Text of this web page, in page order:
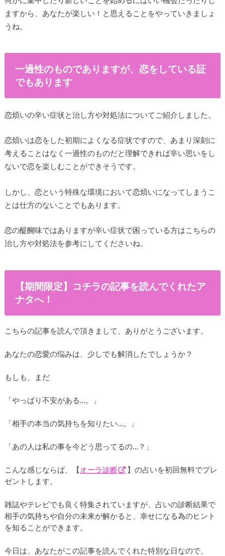
ますから、あなたが楽しい！と思えることをやっていきましょ
うね。
一過性のものでありますが、恋をしている証
でもあります
恋煩いの辛い症状と治し方や対処法についてご紹介しました。
恋煩いは恋をした初期によくなる症状ですので、あまり深刻に
考えることはなく一過性のものだと理解できれば辛い思いをし
ないで恋を楽しむことができそうです。
しかし、恋という特殊な環境において恋煩いになってしまうこ
とは仕方のないことでもあります。
恋の醍醐味ではありますが辛い症状で困っている方はこちらの
治し方や対処法を参考にしてくださいね。
【期間限定】コチラの記事を読んでくれたア
ナタへ！
こちらの記事を読んで頂きまして、ありがとうございます。
あなたの恋愛の悩みは、少しでも解消したでしょうか？
もしも、まだ
「やっぱり不安がある…。」
「相手の本当の気持ちを知りたい…。」
「あの人は私の事を今どう思ってるの…？」
こんな感じならば、【オーラ診断
】の占いを初回無料でプレ
ゼントします。
雑誌やテレビでも良く特集されていますが、占いの診断結果で
相手の気持ちや自分の未来が解かると、幸せになる為のヒント
を知ることができます。
今日は、あなたがこの記事を読んでくれた特別な日なので、